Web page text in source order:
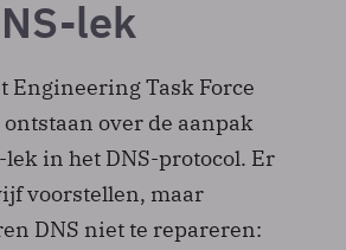
lek
Engineering Task Force
over de aanpak
in het DNS-protocol. Er
voorstellen, maar
DNS niet te repareren: